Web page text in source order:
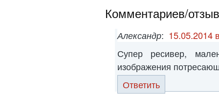
Комментариев/
Александр: 15.05.2014
Супер ресивер,
изображения
Ответить